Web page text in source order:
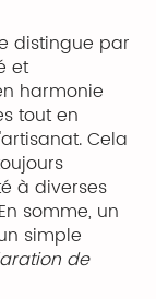
distingue par
et
harmonie
tout en
Cela
à diverses
somme, un
simple
de